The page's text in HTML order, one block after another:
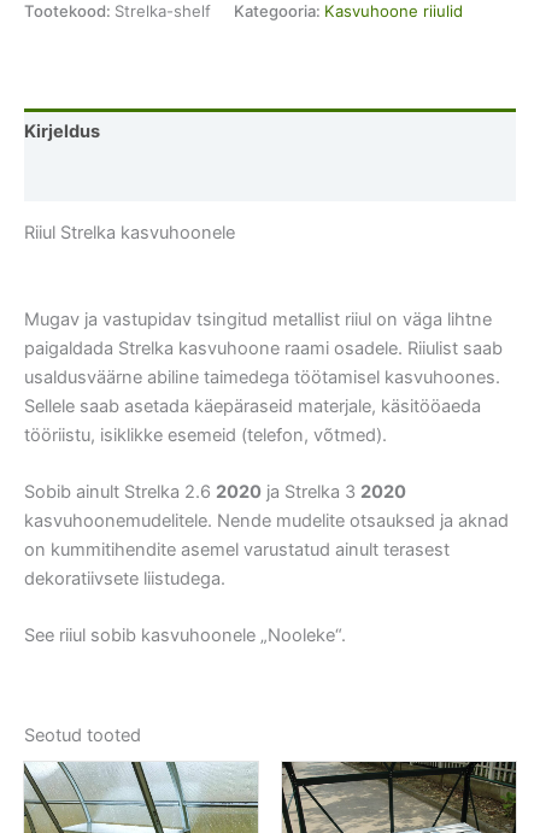
Tootekood: Strelka-shelf Kategooria: Kasvuhoone riiulid
Kirjeldus
Riiul Strelka kasvuhoonele
Mugav ja vastupidav tsingitud metallist riiul on väga lihtne
paigaldada Strelka kasvuhoone raami osadele. Riiulist saab
usaldusväärne abiline taimedega töötamisel kasvuhoones.
Sellele saab asetada käepäraseid materjale, käsitööaeda
tööriistu, isiklikke esemeid (telefon, võtmed).
Sobib ainult Strelka 2.6 2020 ja Strelka 3 2020
kasvuhoonemudelitele. Nende mudelite otsauksed ja aknad
on kummitihendite asemel varustatud ainult terasest
dekoratiivsete liistudega.
See riiul sobib kasvuhoonele „Nooleke“.
Seotud tooted